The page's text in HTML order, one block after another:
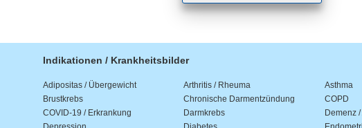
Indikationen / Krankheitsbilder
Adipositas / Übergewicht Arthritis / Rheuma
Asthma
Brustkrebs
Chronische Darmentzündung
COPD
COVID-19 / Erkrankung
Darmkrebs
Demenz